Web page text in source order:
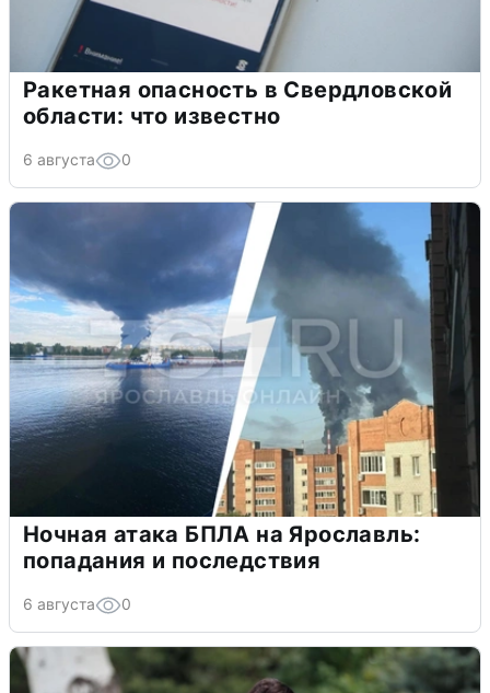
Ракетная опасность в Свердловской
области: что известно
6 августа 0
Ночная атака БПЛА на Ярославль:
попадания и последствия
6 августа 0